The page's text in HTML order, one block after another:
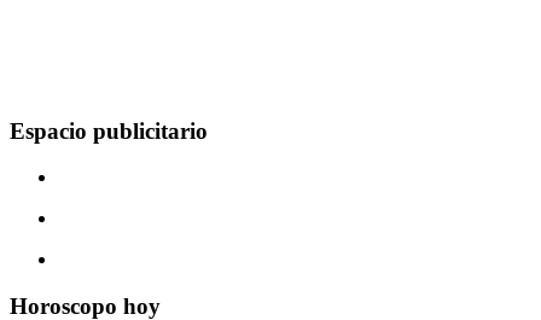
Espacio publicitario
Horoscopo hoy